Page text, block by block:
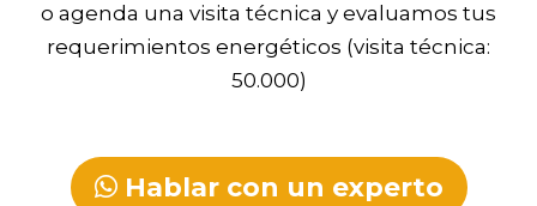
o agenda una visita técnica y evaluamos tus
requerimientos energéticos (visita técnica:
50.000)
Hablar con un experto